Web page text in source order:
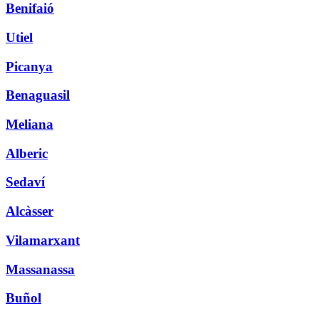
Benifaió
Utiel
Picanya
Benaguasil
Meliana
Alberic
Sedaví
Alcàsser
Vilamarxant
Massanassa
Buñol